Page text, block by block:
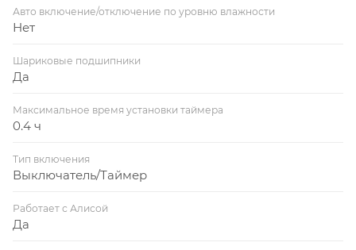
Авто включение/отключение по уровню влажности
Нет
Шариковые подшипники
Да
Максимальное время установки таймера
0.4 ч
Тип включения
Выключатель/Таймер
Работает с Алисой
Да